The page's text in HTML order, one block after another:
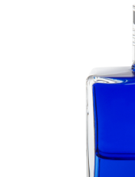
ЦВЕТОВАЯ ЭССЕНЦИЯ